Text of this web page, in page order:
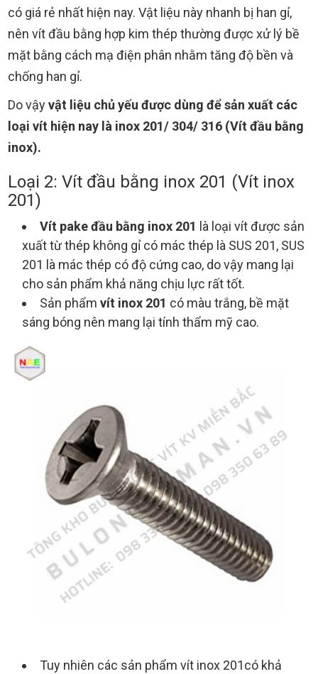
có giá rẻ nhất hiện nay. Vật liệu này nhanh bị han gỉ,
nên vít đầu bằng hợp kim thép thường được xử lý bề
mặt bằng cách mạ điện phân nhằm tăng độ bền và
chống han gỉ.
Do vậyvật liệu chủ yếu được dùng để sản xuất các
loại vít hiện nay là inox 201/ 304/ 316 (Vít đầu bằng
inox).
Loại 2: Vít đầu bằng inox 201 (Vít inox
201)
Vít pake đầu bằng inox 201 là loại vít được sản
xuất từ thép không gỉ có mác thép là SUS 201, SUS
201 là mác thép có độ cứng cao, do vậy mang lại
cho sản phẩm khả năng chịu lực rất tốt.
Sản phẩm vít inox 201 có màu trắng, bề mặt
sáng bóng nên mang lại tính thẩm mỹ cao.
Tuy nhiên các sản phẩm vít inox 201có khả